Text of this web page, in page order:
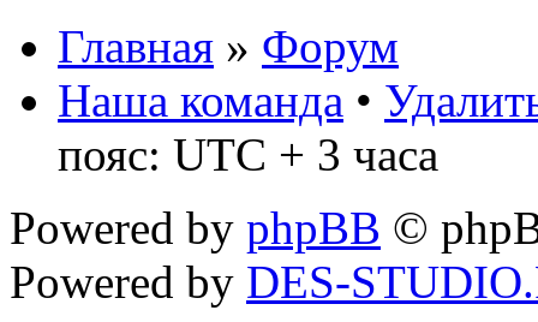
Главная » Форум
Наша команда •
пояс: UTC + 3 часа
Powered by phpBB ©
Powered by DES-